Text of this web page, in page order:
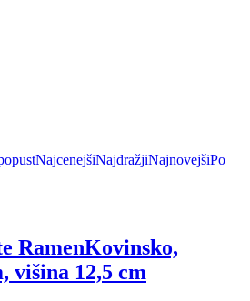
NajcenejšiNajdražjiNajnovejšiPo
RamenKovinsko,
višina 12,5 cm